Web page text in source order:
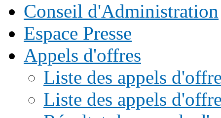
Conseil d'Administration
Espace Presse
Appels d'offres
Liste des appels
Liste des appels